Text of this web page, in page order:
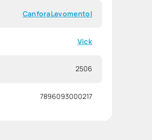
CanforaLevomentol
Vick
2506
7896093000217